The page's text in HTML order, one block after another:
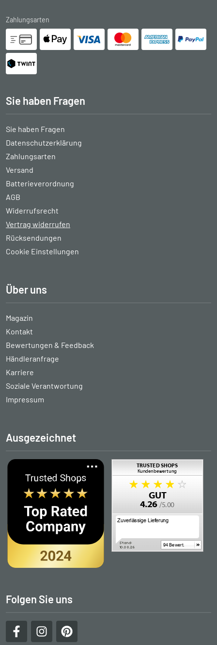
Zahlungsarten
Sie haben Fragen
Sie haben Fragen
Datenschutzerklärung
Zahlungsarten
Versand
Batterieverordnung
AGB
Widerrufsrecht
Vertrag widerrufen
Rücksendungen
Cookie Einstellungen
Über uns
Magazin
Kontakt
Bewertungen & Feedback
Händleranfrage
Karriere
Soziale Verantwortung
Impressum
Ausgezeichnet
Folgen Sie uns